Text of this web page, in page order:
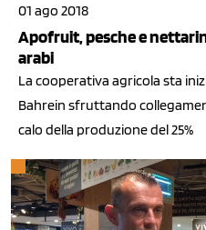
01 ago 2018
Apofruit, pesche e
arabi
La cooperativa agricola sta
Bahrein sfruttando
calo della produzione del 25%